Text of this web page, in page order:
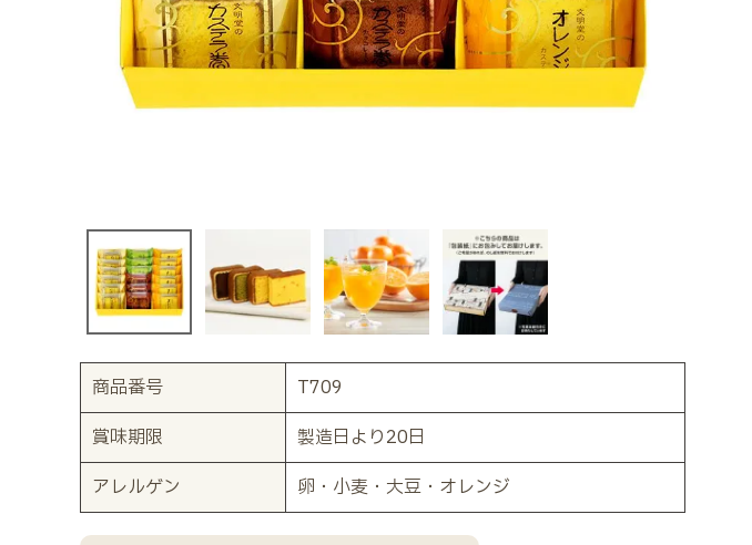
商品番号
T709
賞味期限
製造日より20日
アレルゲン
卵・小麦・大豆・オレンジ